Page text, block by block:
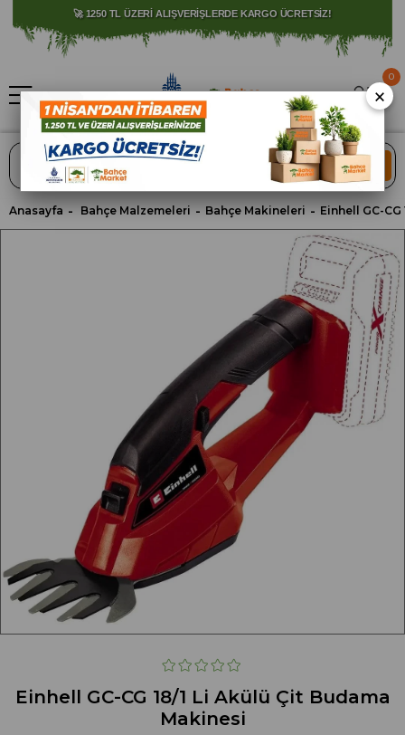
🚀 1250 TL ÜZERİ ALIŞVERİŞLERDE KARGO ÜCRETSİZ!
⚠️ SATIŞLARIMIZ YALNIZCA İSTANBUL İLİ İLE SINIRLIDIR.
ARA
0
Anasayfa Bahçe Malzemeleri Bahçe Makineleri
Einhell GC-CG 18/1 Li Akülü Çit Budama
Makinesi
×